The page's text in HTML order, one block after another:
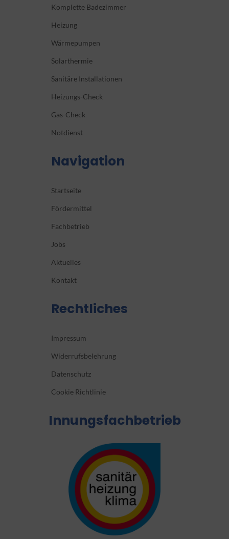
Komplette Badezimmer
Heizung
Wärmepumpen
Solarthermie
Sanitäre Installationen
Heizungs-Check
Gas-Check
Notdienst
Navigation
Startseite
Fördermittel
Fachbetrieb
Jobs
Aktuelles
Kontakt
Rechtliches
Impressum
Widerrufsbelehrung
Datenschutz
Cookie Richtlinie
Innungsfachbetrieb